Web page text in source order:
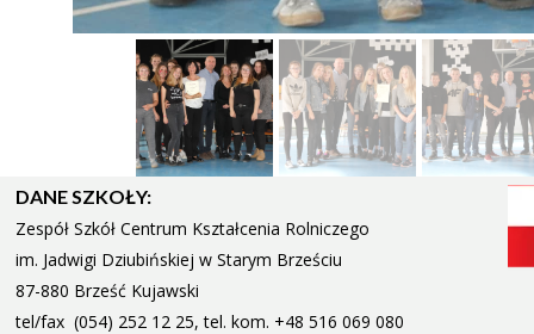
DANE SZKOŁY:
Zespół Szkół Centrum Kształcenia Rolniczego
im. Jadwigi Dziubińskiej w Starym Brześciu
87-880 Brześć Kujawski
tel/fax (054) 252 12 25, tel. kom. +48 516 069 080